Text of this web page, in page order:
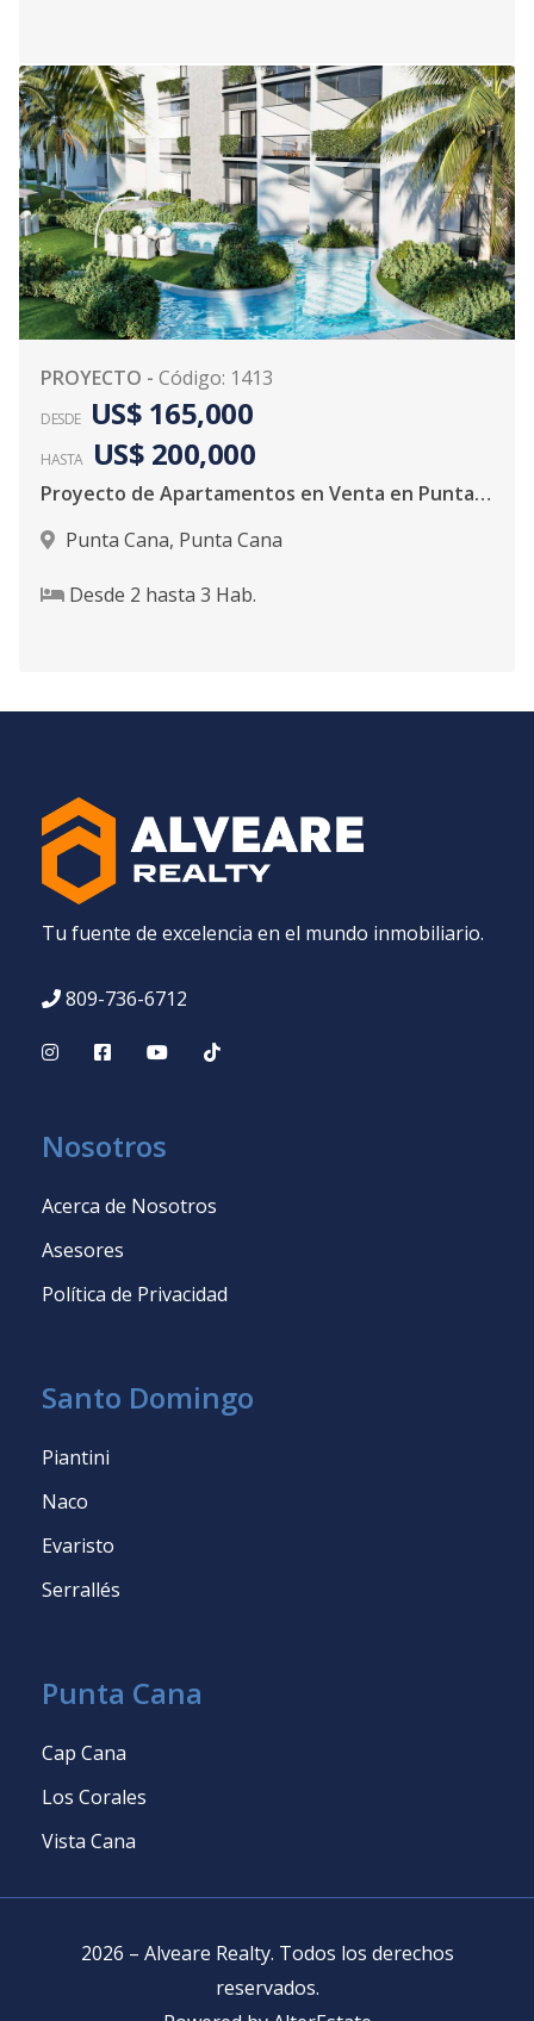
PROYECTO - Código: 1413
DESDE US$ 165,000
HASTA US$ 200,000
Proyecto de Apartamentos en Venta en Punta Cana
Punta Cana, Punta Cana
Desde 2 hasta 3 Hab.
Tu fuente de excelencia en el mundo inmobiliario.
809-736-6712
Nosotros
Acerca de Nosotros
Asesores
Política de Privacidad
Santo Domingo
Piantini
Naco
Evaristo
Serrallés
Punta Cana
Cap Cana
Los Corales
Vista Cana
2026 – Alveare Realty. Todos los derechos
reservados.